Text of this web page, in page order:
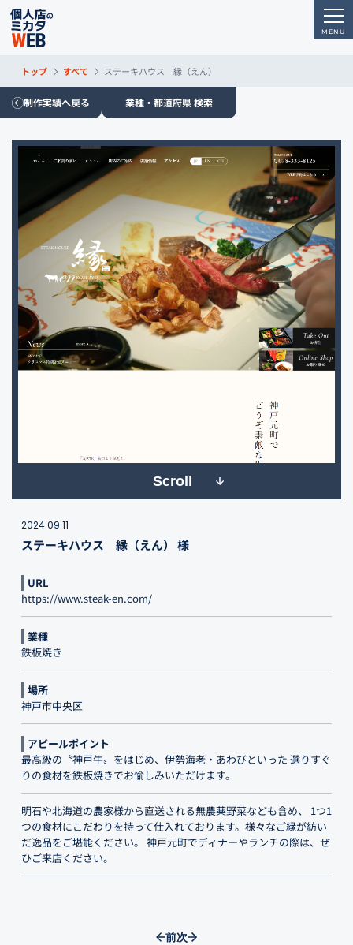
トップ すべて ステーキハウス 縁（えん）
制作実績へ戻る 業種・都道府県 検索
Scroll
2024.09.11
ステーキハウス 縁（えん） 様
URL
https://www.steak-en.com/
業種
鉄板焼き
場所
神戸市中央区
アピールポイント
最高級の〝神戸牛〟をはじめ、伊勢海老・あわびといった 選りすぐ
りの食材を鉄板焼きでお愉しみいただけます。
明石や北海道の農家様から直送される無農薬野菜なども含め、 1つ1
つの食材にこだわりを持って仕入れております。様々なご縁が紡い
だ逸品をご堪能ください。 神戸元町でディナーやランチの際は、ぜ
ひご来店ください。
前次